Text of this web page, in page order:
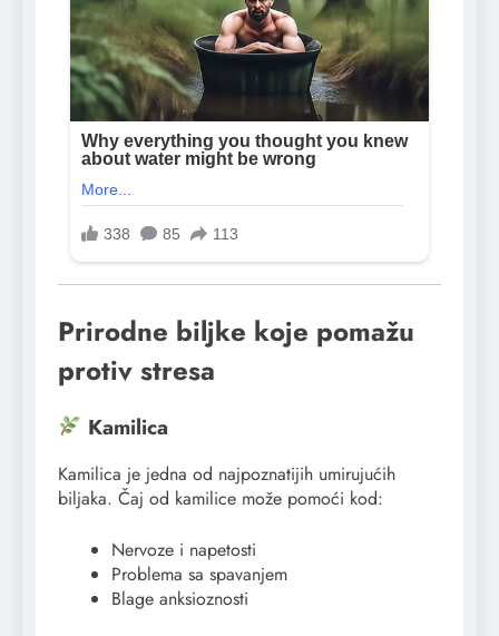
Prirodne biljke koje pomažu
protiv stresa
Kamilica
Kamilica je jedna od najpoznatijih umirujućih
biljaka. Čaj od kamilice može pomoći kod:
Nervoze i napetosti
Problema sa spavanjem
Blage anksioznosti